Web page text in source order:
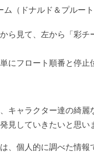
ら見て、左から「彩
にフロート順番と停止
キャラクター達の綺
見していきたいと思
、個人的に調べた情